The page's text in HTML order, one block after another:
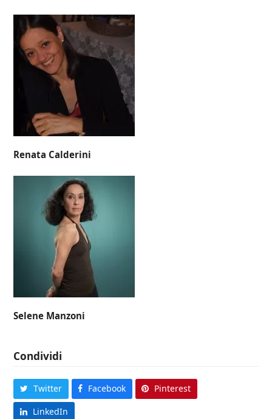
Renata Calderini
Selene Manzoni
Condividi
Twitter Facebook
Pinterest
LinkedIn